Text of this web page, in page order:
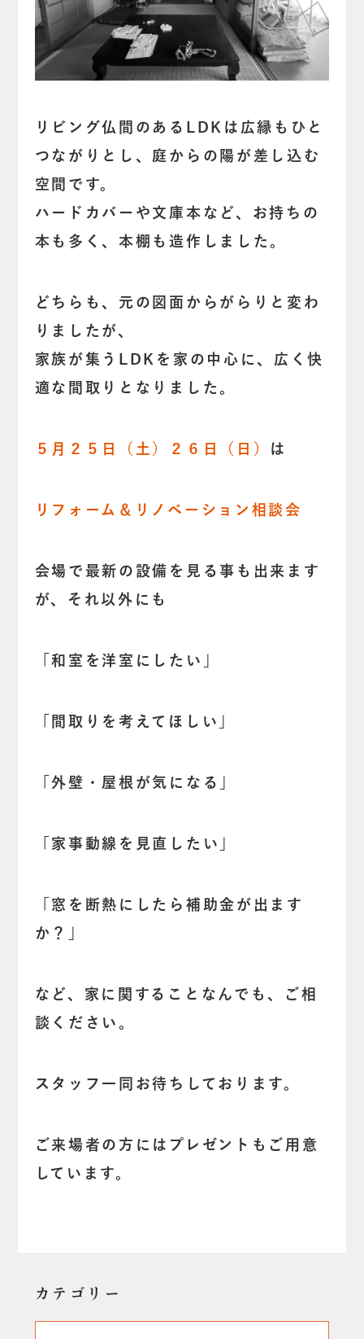
リビング仏間のあるLDKは広縁もひと
つながりとし、庭からの陽が差し込む
空間です。
ハードカバーや文庫本など、お持ちの
本も多く、本棚も造作しました。
どちらも、元の図面からがらりと変わ
りましたが、
家族が集うLDKを家の中心に、広く快
適な間取りとなりました。
５月２５日（土）２６日（日） は
リフォーム＆リノベーション相談会
会場で最新の設備を見る事も出来ます
が、それ以外にも
「和室を洋室にしたい」
「間取りを考えてほしい」
「外壁・屋根が気になる」
「家事動線を見直したい」
「窓を断熱にしたら補助金が出ます
か？」
など、家に関することなんでも、ご相
談ください。
スタッフ一同お待ちしております。
ご来場者の方にはプレゼントもご用意
しています。
カテゴリー